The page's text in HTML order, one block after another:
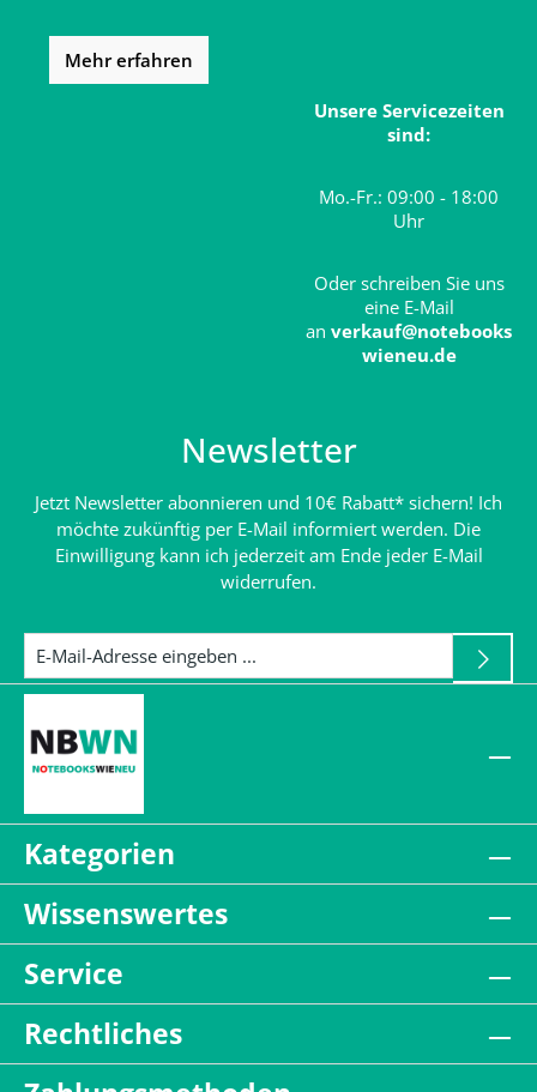
Mehr erfahren
Unsere Servicezeiten
sind:
Mo.-Fr.: 09:00 - 18:00
Uhr
Oder schreiben Sie uns
eine E-Mail
an verkauf@notebooks
wieneu.de
Newsletter
Jetzt Newsletter abonnieren und 10€ Rabatt* sichern! Ich
möchte zukünftig per E-Mail informiert werden. Die
Einwilligung kann ich jederzeit am Ende jeder E-Mail
widerrufen.
Kategorien
Wissenswertes
Service
Rechtliches